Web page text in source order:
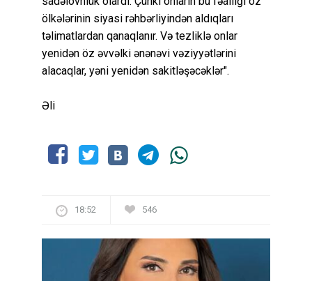
ölkələrinin siyasi rəhbərliyindən aldıqları
təlimatlardan qanaqlanır. Və tezliklə onlar
yenidən öz əvvəlki ənənəvi vəziyyətlərini
alacaqlar, yəni yenidən sakitləşəcəklər".
Əli
18:52 546